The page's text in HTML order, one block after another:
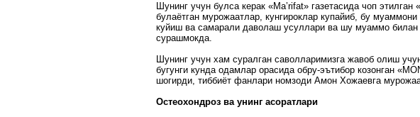
Шунинг учун булса керак «Ма’rifat» газетасида чоп
булаётган мурожаатлар, кунгироклар купайиб, бу
куйиш ва самарали даволаш усуллари ва шу муаммо билан
сурашмокда.
Шунинг учун хам суралган саволларимизга жавоб олиш
бугунги кунда одамлар орасида обру-эътибор козонган
шогирди, тиббиёт фанлари номзоди Амон Хожаевга
Остеохондроз ва унинг асоратлари